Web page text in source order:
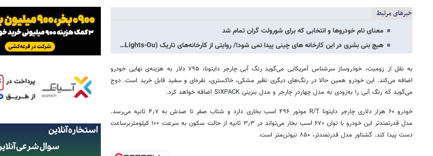
خبرهای مرتبط
معنای نام خودروها و انتخابی که برای شورولت گران تمام شد
هیچ بنی بشری در این کارخانه های چینی پیدا نمی شود!/ روایتی از کارخانه‌های تاریک (Lights-Ou…
به نقل از زومیت، خودروساز سرشناس آمریکایی می‌گوید رنگ آبی چارجر دایتونا، ۷۹۵ دلار به هزینه‌ی نهایی خودرو
اضافه می‌کند. این خودرو همین حالا در رنگ‌های دیگری نظیر مشکی، خاکستری، نقره‌ای و سفید قابل خرید است. دوج
می‌گوید که رنگ آبی را به‌زودی به مدل چهاردرِ چارجر و مدل بنزینی SIXPACK اضافه خواهد کرد.
خودرو ۶۰ هزار دلاری چارجر دایتونا R/T موتور ۴۹۶ اسب بخاری دارد و شتاب صفر تا صدش به ۴٫۷ ثانیه می‌رسد.
مدل قدرتمندتر این خودرو با توان ۶۷۰ اسب بخار می‌تواند در ۳٫۳ ثانیه از حالت سکون به سرعت ۱۰۰ کیلومتربرساعت
دست پیدا کند. گشتاور مدل قدرتمندتر، ۸۵۰ نیوتن‌متر است.